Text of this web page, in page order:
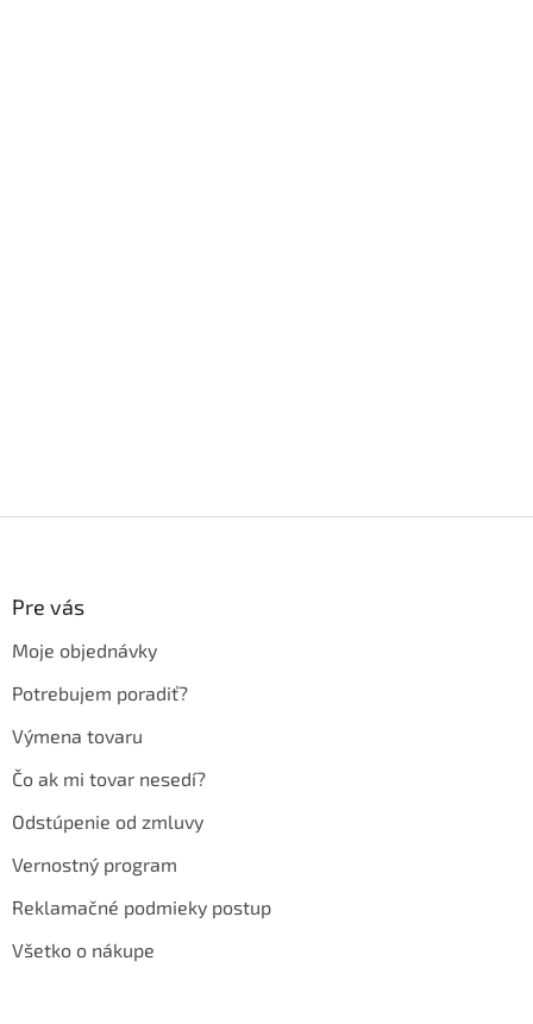
Pre vás
Moje objednávky
Potrebujem poradiť?
Výmena tovaru
Čo ak mi tovar nesedí?
Odstúpenie od zmluvy
Vernostný program
Reklamačné podmieky postup
Všetko o nákupe